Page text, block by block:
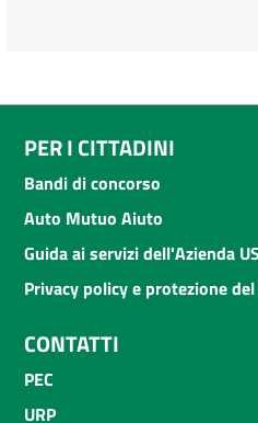
PER I CITTADINI
Bandi di concorso
Auto Mutuo Aiuto
Guida ai servizi dell'Azienda
Privacy policy e protezione
CONTATTI
PEC
URP